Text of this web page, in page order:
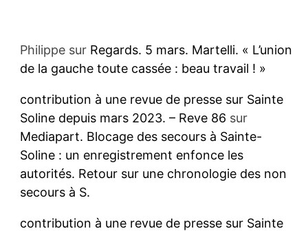
Philippesur Regards. 5 mars. Martelli. « L’union
de la gauche toute cassée : beau travail ! »
contribution à une revue de presse sur Sainte
Soline depuis mars 2023. – Reve 86 sur
Mediapart. Blocage des secours à Sainte-
Soline : un enregistrement enfonce les
autorités. Retour sur une chronologie des non
secours à S.
contribution à une revue de presse sur Sainte